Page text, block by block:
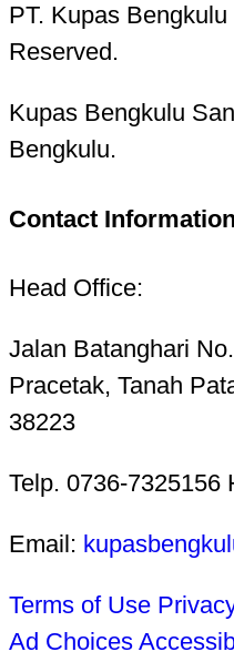
PT. Kupas
Reserved.
Kupas Bengkulu
Bengkulu.
Contact Information
Head Office:
Jalan Batanghari
Pracetak, Tanah
38223
Telp. 0736-7325156
Email:
Terms of Use
Ad Choices